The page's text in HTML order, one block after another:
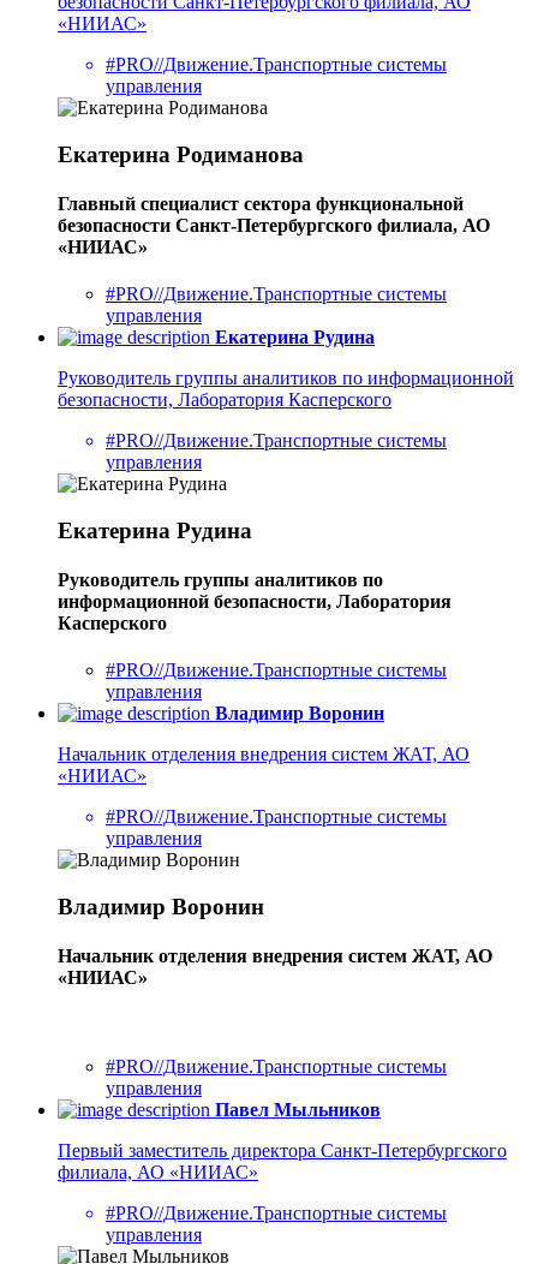
«НИИАС»
#PRO//Движение.Транспортные системы
управления
Екатерина Родиманова
Главный специалист сектора функциональной
безопасности Санкт-Петербургского филиала, АО
«НИИАС»
#PRO//Движение.Транспортные системы
управления
Екатерина Рудина
Руководитель группы аналитиков по информационной
безопасности, Лаборатория Касперского
#PRO//Движение.Транспортные системы
управления
Екатерина Рудина
Руководитель группы аналитиков по
информационной безопасности, Лаборатория
Касперского
#PRO//Движение.Транспортные системы
управления
Владимир Воронин
Начальник отделения внедрения систем ЖАТ, АО
«НИИАС»
#PRO//Движение.Транспортные системы
управления
Владимир Воронин
Начальник отделения внедрения систем ЖАТ, АО
«НИИАС»
#PRO//Движение.Транспортные системы
управления
Павел Мыльников
Первый заместитель директора Санкт-Петербургского
филиала, АО «НИИАС»
#PRO//Движение.Транспортные системы
управления